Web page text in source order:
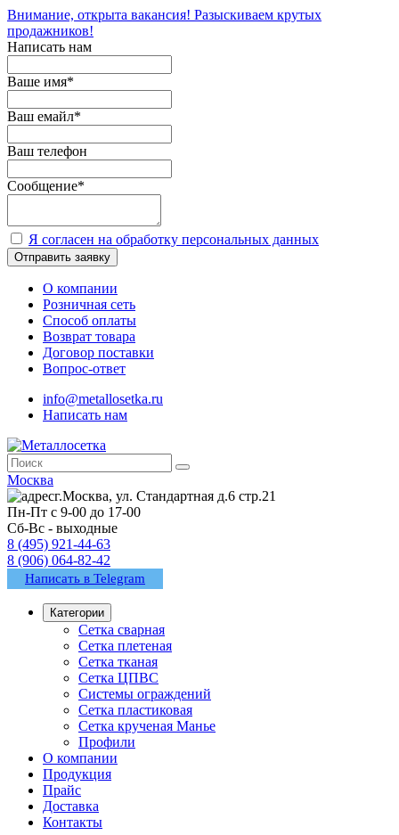
Внимание, открыта вакансия! Разыскиваем крутых
продажников!
Написать нам
Ваше имя*
Ваш емайл*
Ваш телефон
Сообщение*
Я согласен на обработку персональных данных
Отправить заявку
О компании
Розничная сеть
Способ оплаты
Возврат товара
Договор поставки
Вопрос-ответ
info@metallosetka.ru
Написать нам
Москва
г.Москва, ул. Стандартная д.6 стр.21
Пн-Пт с 9-00 до 17-00
Сб-Вс - выходные
8 (495) 921-44-63
8 (906) 064-82-42
Написать в Telegram
Категории
Сетка сварная
Сетка плетеная
Сетка тканая
Сетка ЦПВС
Системы ограждений
Сетка пластиковая
Сетка крученая Манье
Профили
О компании
Продукция
Прайс
Доставка
Контакты